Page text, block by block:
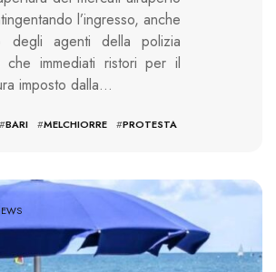
l’ingresso, anche
degli agenti della polizia
che immediati ristori per il
imposto dalla…
#BARI #MELCHIORRE #PROTESTA